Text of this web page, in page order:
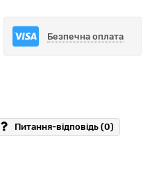
Безпечна оплата
Питання-відповідь (0)